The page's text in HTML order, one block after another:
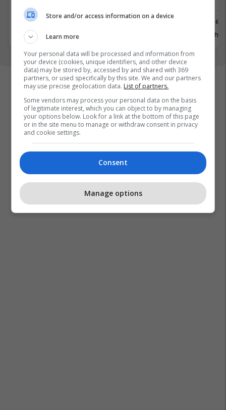
Ferizaj
3 Gusht 2026
Prishtinë
29 Gusht
Store and/or access information on a device
Learn more
Your personal data will be processed and information from
your device (cookies, unique identifiers, and other device
data) may be stored by, accessed by and shared with 369
partners, or used specifically by this site. We and our partners
may use precise geolocation data. List of partners.
Some vendors may process your personal data on the basis
of legitimate interest, which you can object to by managing
your options below. Look for a link at the bottom of this page
or in the site menu to manage or withdraw consent in privacy
and cookie settings.
Consent
Manage options